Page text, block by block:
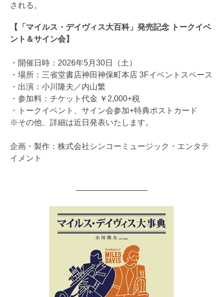
される。
【「マイルス・デイヴィス大百科」発売記念 トークイベ
ント＆サイン会】
・開催日時：2026年5月30日（土）
・場所：三省堂書店神田神保町本店 3Fイベントスペース
・出演：小川隆夫／内山繁
・参加料：チケット代金 ￥2,000+税
・トークイベント、サイン会参加+特典ポストカード
※その他、詳細は近日発表いたします。
企画・製作：株式会社シンコーミュージック・エンタテ
イメント
─────────────